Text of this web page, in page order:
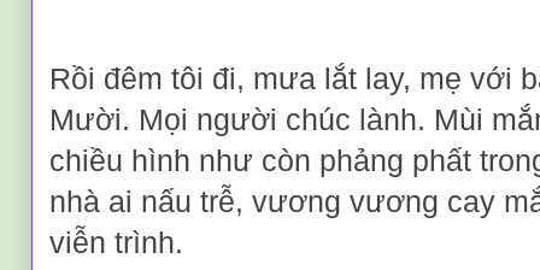
Rồi đêm tôi đi, mưa lắt lay, mẹ với
Mười. Mọi người chúc lành. Mùi
chiều hình như còn phảng phất
nhà ai nấu trễ, vương vương cay
viễn trình.